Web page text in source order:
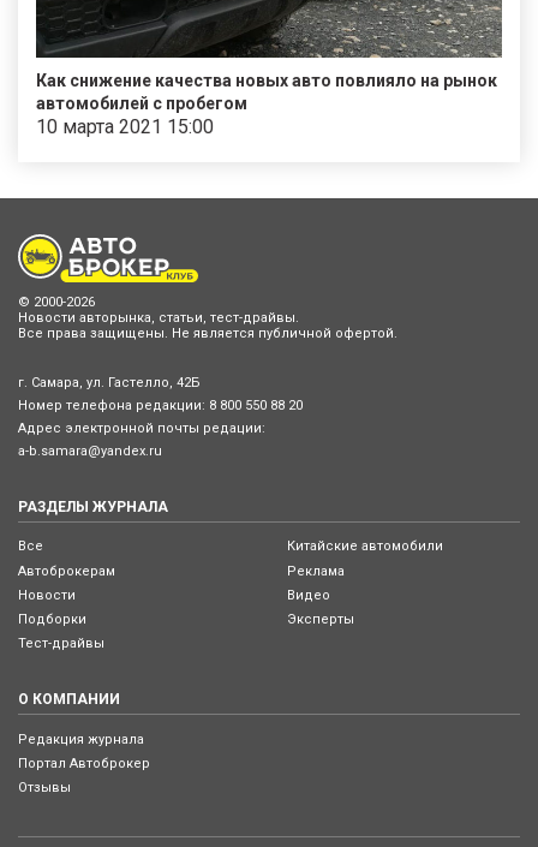
Как снижение качества новых авто повлияло на рынок
автомобилей с пробегом
10 марта 2021 15:00
© 2000-2026
Новости авторынка, статьи, тест-драйвы.
Все права защищены. Не является публичной офертой.
г. Самара, ул. Гастелло, 42Б
Номер телефона редакции: 8 800 550 88 20
Адрес электронной почты редации:
a-b.samara@yandex.ru
РАЗДЕЛЫ ЖУРНАЛА
Все
Автоброкерам
Новости
Подборки
Тест-драйвы
Китайские автомобили
Реклама
Видео
Эксперты
О КОМПАНИИ
Редакция журнала
Портал Автоброкер
Отзывы